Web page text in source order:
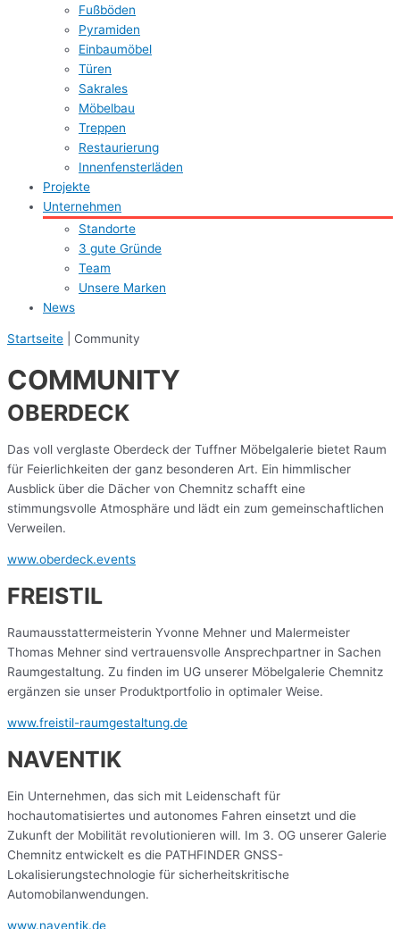
Fußböden
Pyramiden
Einbaumöbel
Türen
Sakrales
Möbelbau
Treppen
Restaurierung
Innenfensterläden
Projekte
Unternehmen
Standorte
3 gute Gründe
Team
Unsere Marken
News
Startseite Community
COMMUNITY
OBERDECK
Das voll verglaste Oberdeck der Tuffner Möbelgalerie bietet Raum
für Feierlichkeiten der ganz besonderen Art. Ein himmlischer
Ausblick über die Dächer von Chemnitz schafft eine
stimmungsvolle Atmosphäre und lädt ein zum gemeinschaftlichen
Verweilen.
www.oberdeck.events
FREISTIL
Raumausstattermeisterin Yvonne Mehner und Malermeister
Thomas Mehner sind vertrauensvolle Ansprechpartner in Sachen
Raumgestaltung. Zu finden im UG unserer Möbelgalerie Chemnitz
ergänzen sie unser Produktportfolio in optimaler Weise.
www.freistil-raumgestaltung.de
NAVENTIK
Ein Unternehmen, das sich mit Leidenschaft für
hochautomatisiertes und autonomes Fahren einsetzt und die
Zukunft der Mobilität revolutionieren will. Im 3. OG unserer Galerie
Chemnitz entwickelt es die PATHFINDER GNSS-
Lokalisierungstechnologie für sicherheitskritische
Automobilanwendungen.
www.naventik.de